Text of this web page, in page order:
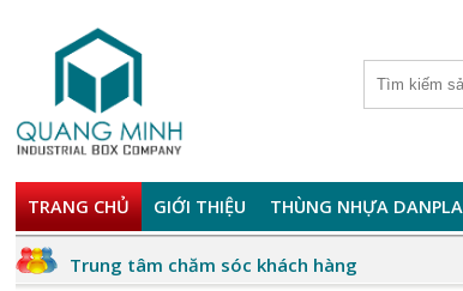
TRANG CHỦ GIỚI THIỆU THÙNG NHỰA DANPLA
Trung tâm chăm sóc khách hàng